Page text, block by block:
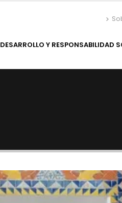
DESARROLLO Y RESPONSABILIDAD